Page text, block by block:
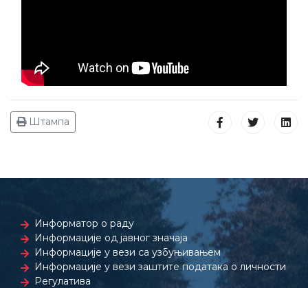
Штампа
Информатор о раду
Информације од јавног значаја
Информације у вези са узбуњивањем
Информације у вези заштите података о личности
Регулатива